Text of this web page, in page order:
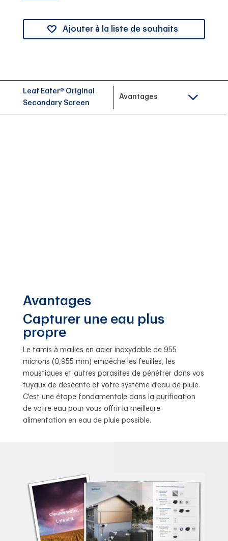
Ajouter à la liste de souhaits
Leaf Eater® Original
Secondary Screen
Avantages
Avantages
Capturer une eau plus
propre
Le tamis à mailles en acier inoxydable de 955
microns (0,955 mm) empêche les feuilles, les
moustiques et autres parasites de pénétrer dans vos
tuyaux de descente et votre système d'eau de pluie.
C'est une étape fondamentale dans la purification
de votre eau pour vous offrir la meilleure
alimentation en eau de pluie possible.